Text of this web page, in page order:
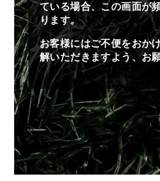
ている場合、この画面が
ります。
お客様にはご不便をおか
解いただきますよう、お